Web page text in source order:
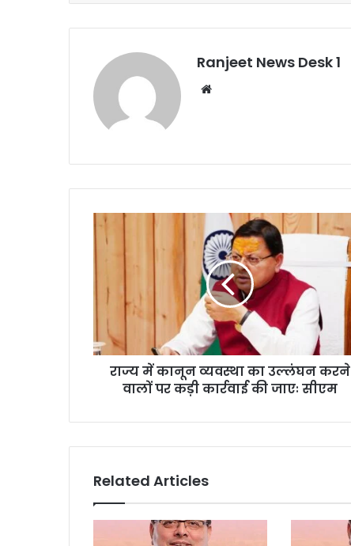
Ranjeet News Desk 1
राज्य में कानून व्यवस्था का उल्लंघन करने
वालों पर कड़ी कार्रवाई की जाएः सीएम
Related Articles